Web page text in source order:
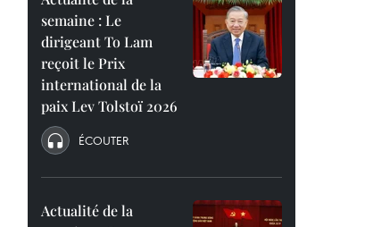
semaine : Le
dirigeant To Lam
reçoit le Prix
international de la
paix Lev Tolstoï 2026
ÉCOUTER
Actualité de la